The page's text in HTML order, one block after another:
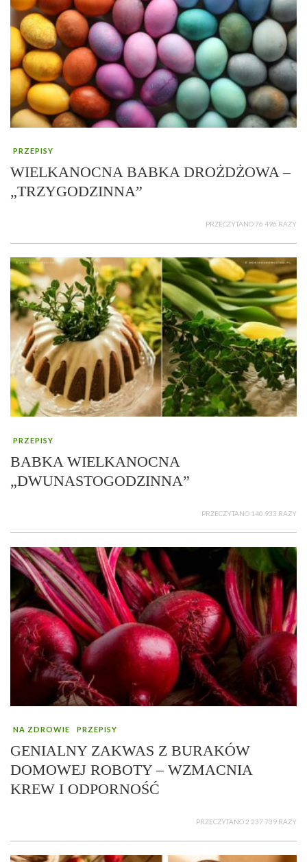
PRZEPISY
WIELKANOCNA BABKA DROŻDŻOWA –
„TRZYGODZINNA”
PRZECZYTANO 76 496 RAZY
PRZEPISY
BABKA WIELKANOCNA
„DWUNASTOGODZINNA”
PRZECZYTANO 140 933 RAZY
NA ZDROWIE PRZEPISY
GENIALNY ZAKWAS Z BURAKÓW
DOMOWEJ ROBOTY – WZMACNIA
KREW I ODPORNOŚĆ
PRZECZYTANO 2 237 739 RAZY